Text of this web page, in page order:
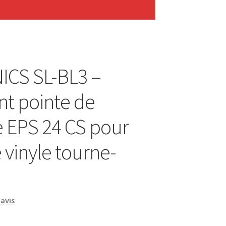
SL-BL3 –
pointe de
24 CS pour
vinyle tourne-
avis